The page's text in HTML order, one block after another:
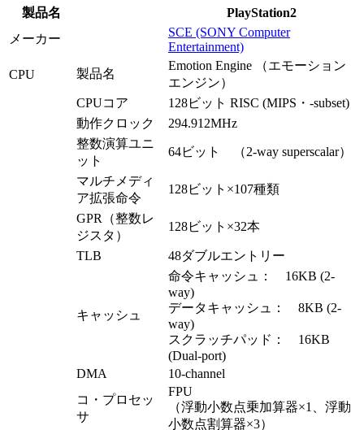
製品名
PlayStation2
メーカー
SCE (SONY Computer
Entertainment)
CPU
製品名
Emotion Engine （エモーション
エンジン）
CPUコア
128ビット RISC (MIPS・-subset)
動作クロック
294.912MHz
整数演算ユニ
ット
64ビット （2-way superscalar）
マルチメディ
ア拡張命令
128ビット×107種類
GPR（整数レ
ジスタ）
128ビット×32本
TLB 48ダブルエントリー
キャッシュ
命令キャッシュ： 16KB (2-
way)
データキャッシュ： 8KB (2-
way)
スクラッチパッド： 16KB
(Dual-port)
DMA
10-channel
コ・プロセッ
サ
FPU
（浮動小数点乗加算器×1、浮動
小数点割算器×3）